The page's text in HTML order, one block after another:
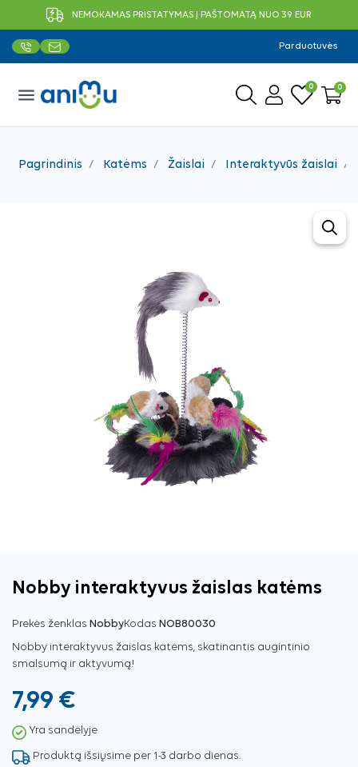
NEMOKAMAS PRISTATYMAS Į PAŠTOMATĄ NUO 39 EUR
Parduotuvės
menu 0 0
Pagrindinis Katėms Žaislai Interaktyvūs žaislai
Nobby interaktyvus žaislas katėms
Prekės ženklas NobbyKodas NOB80030
Nobby interaktyvus žaislas katėms, skatinantis augintinio
smalsumą ir aktyvumą!
7,99 €
Yra sandėlyje
Produktą išsiųsime per 1-3 darbo dienas.